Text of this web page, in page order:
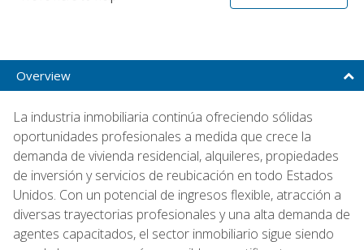
Overview
La industria inmobiliaria continúa ofreciendo sólidas
oportunidades profesionales a medida que crece la
demanda de vivienda residencial, alquileres, propiedades
de inversión y servicios de reubicación en todo Estados
Unidos. Con un potencial de ingresos flexible, atracción a
diversas trayectorias profesionales y una alta demanda de
agentes capacitados, el sector inmobiliario sigue siendo